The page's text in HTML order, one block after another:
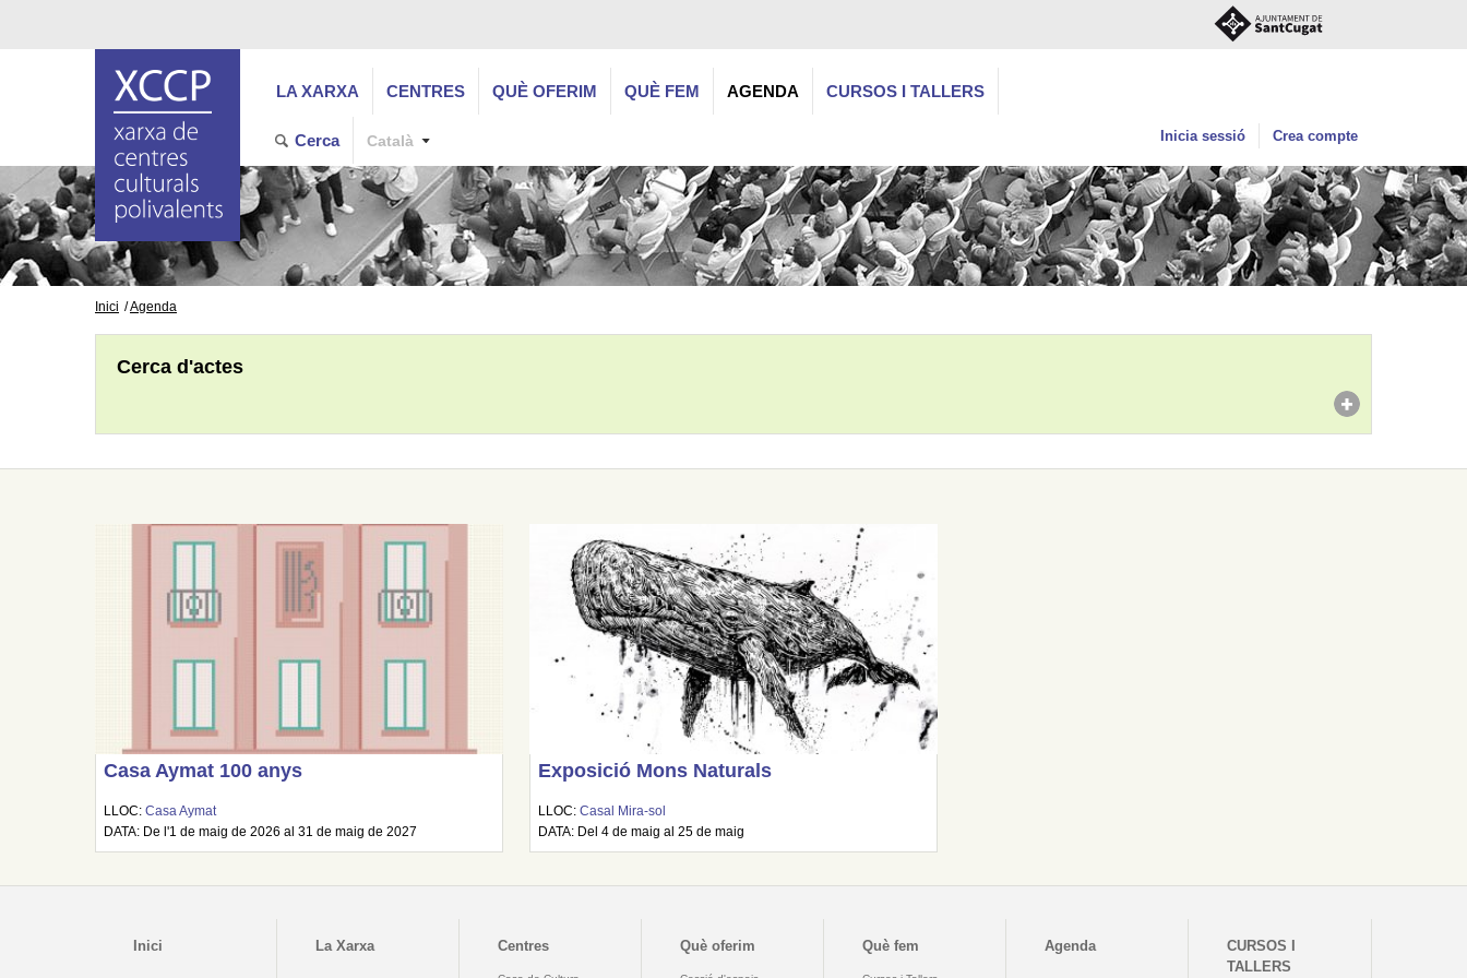
LA XARXA CENTRES QUÈ OFERIM QUÈ FEM AGENDA CURSOS I TALLERS
Cerca Català Inicia sessió Crea compte
Inici Agenda
Cerca d'actes
Casa Aymat 100 anys
LLOC:Casa Aymat
DATA: De l'1 de maig de 2026 al 31 de maig de 2027
Exposició Mons Naturals
LLOC:Casal Mira-sol
DATA: Del 4 de maig al 25 de maig
Inici La Xarxa Centres Què oferim Què fem Agenda
CURSOS I
TALLERS